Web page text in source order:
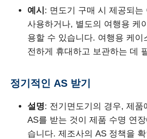
예시 : 면도기 구매 시 제공되는
사용하거나, 별도의 여행용 케
용할 수 있습니다. 여행용 케이
전하게 휴대하고 보관하는 데
정기적인 AS 받기
설명: 전기면도기의 경우, 제품
AS를 받는 것이 제품 수명 연
습니다. 제조사의 AS 정책을